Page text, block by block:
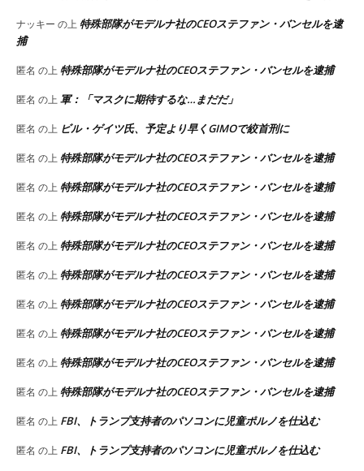
ナッキー の上 特殊部隊がモデルナ社のCEOステファン・バンセルを逮
捕
匿名 の上 特殊部隊がモデルナ社のCEOステファン・バンセルを逮捕
匿名 の上 軍：「マスクに期待するな…まだだ」
匿名 の上 ビル・ゲイツ氏、予定より早くGIMOで絞首刑に
匿名 の上 特殊部隊がモデルナ社のCEOステファン・バンセルを逮捕
匿名 の上 特殊部隊がモデルナ社のCEOステファン・バンセルを逮捕
匿名 の上 特殊部隊がモデルナ社のCEOステファン・バンセルを逮捕
匿名 の上 特殊部隊がモデルナ社のCEOステファン・バンセルを逮捕
匿名 の上 特殊部隊がモデルナ社のCEOステファン・バンセルを逮捕
匿名 の上 特殊部隊がモデルナ社のCEOステファン・バンセルを逮捕
匿名 の上 特殊部隊がモデルナ社のCEOステファン・バンセルを逮捕
匿名 の上 特殊部隊がモデルナ社のCEOステファン・バンセルを逮捕
匿名 の上 特殊部隊がモデルナ社のCEOステファン・バンセルを逮捕
匿名 の上 FBI、トランプ支持者のパソコンに児童ポルノを仕込む
匿名 の上 FBI、トランプ支持者のパソコンに児童ポルノを仕込む